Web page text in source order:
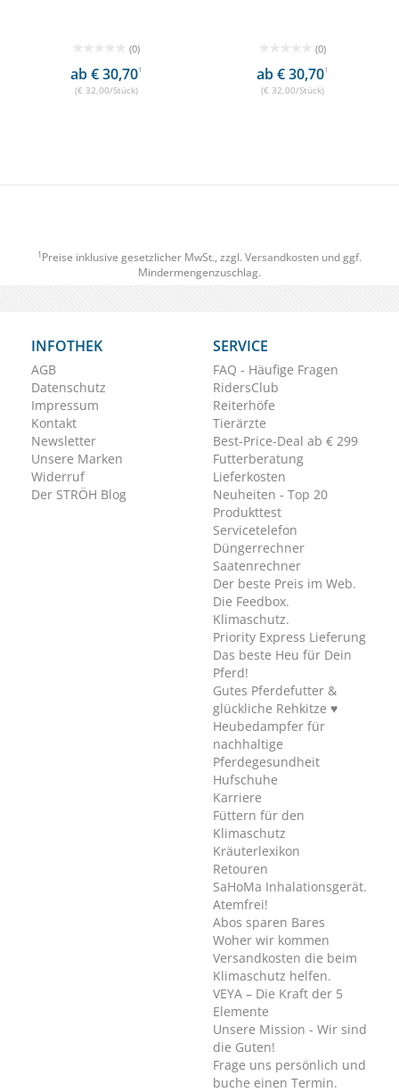
(0)
ab € 30,701
(€ 32,00/Stück)
(0)
ab € 30,701
(€ 32,00/Stück)
1 Preise inklusive gesetzlicher MwSt., zzgl. Versandkosten und ggf.
Mindermengenzuschlag.
INFOTHEK
AGB
Datenschutz
Impressum
Kontakt
Newsletter
Unsere Marken
Widerruf
Der STRÖH Blog
SERVICE
FAQ - Häufige Fragen
RidersClub
Reiterhöfe
Tierärzte
Best-Price-Deal ab € 299
Futterberatung
Lieferkosten
Neuheiten - Top 20
Produkttest
Servicetelefon
Düngerrechner
Saatenrechner
Der beste Preis im Web.
Die Feedbox.
Klimaschutz.
Priority Express Lieferung
Das beste Heu für Dein
Pferd!
Gutes Pferdefutter &
glückliche Rehkitze ♥
Heubedampfer für
nachhaltige
Pferdegesundheit
Hufschuhe
Karriere
Füttern für den
Klimaschutz
Kräuterlexikon
Retouren
SaHoMa Inhalationsgerät.
Atemfrei!
Abos sparen Bares
Woher wir kommen
Versandkosten die beim
Klimaschutz helfen.
VEYA – Die Kraft der 5
Elemente
Unsere Mission - Wir sind
die Guten!
Frage uns persönlich und
buche einen Termin.